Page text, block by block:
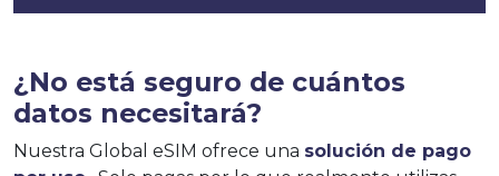
¿No está seguro de cuántos
datos necesitará?
Nuestra Global eSIM ofrece una solución de pago